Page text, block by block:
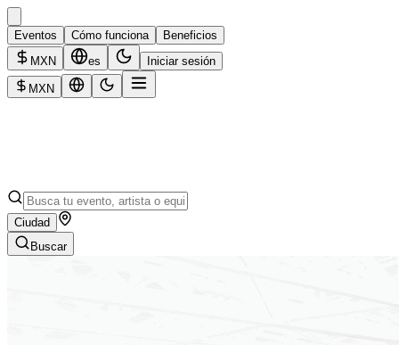
Eventos Cómo funciona
Beneficios
MXN
es Iniciar sesión
MXN
Ciudad
Buscar